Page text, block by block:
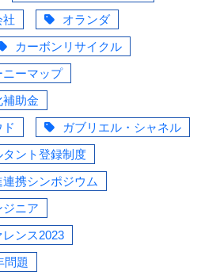
社
オランダ
カーボンリサイクル
ニーマップ
補助金
ガブリエル・シャネル
ント登録制度
携シンポジウム
ジニア
ンス2023
問題